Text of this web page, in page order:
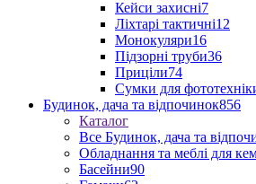
Кейси захисні7
Ліхтарі тактичні12
Монокуляри16
Підзорні труби36
Приціли74
Сумки для
Будинок, дача та відпочинок856
Каталог
Все Будинок, дача та
Обладнання та меблі для
Басейни90